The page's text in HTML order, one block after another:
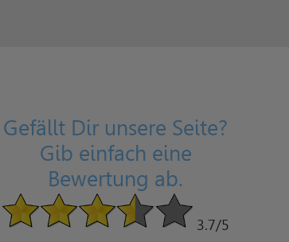
Gefällt Dir unsere Seite?
Gib einfach eine
Bewertung ab.
3.7/5